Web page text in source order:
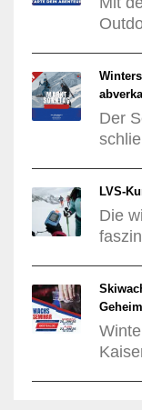
Der
LVS-
Die